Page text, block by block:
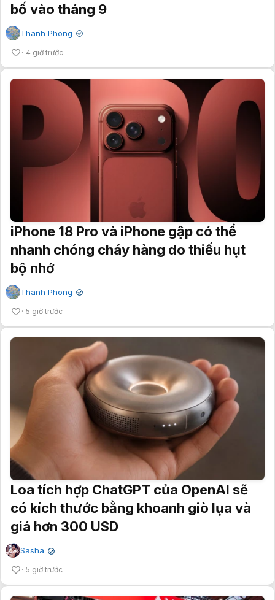
bố vào tháng 9
Thanh Phong ✔
4 giờ trước
iPhone 18 Pro và iPhone gập có thể
nhanh chóng cháy hàng do thiếu hụt
bộ nhớ
Thanh Phong ✔
5 giờ trước
Loa tích hợp ChatGPT của OpenAI sẽ
có kích thước bằng khoanh giò lụa và
giá hơn 300 USD
Sasha ✔
5 giờ trước